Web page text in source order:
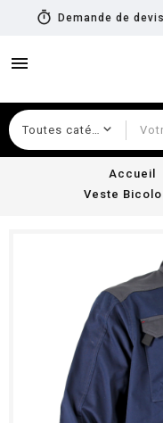
timer Demande de
menu
Accueil
Veste